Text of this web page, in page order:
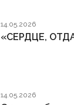
14.05.2026
«СЕРДЦЕ,
14.05.2026